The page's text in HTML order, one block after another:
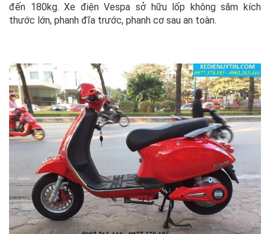
đến 180kg. Xe điện Vespa sở hữu lốp không săm kích
thước lớn, phanh đĩa trước, phanh cơ sau an toàn.